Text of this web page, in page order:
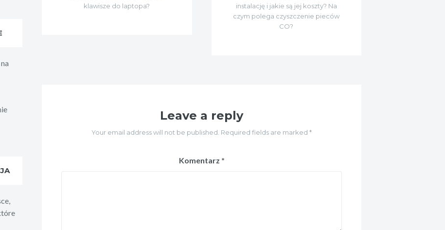
klawisze do laptopa?
instalację i jakie są jej koszty? Na
czym polega czyszczenie pieców
CO?
Leave a reply
Your email address will not be published. Required fields are marked *
Komentarz *